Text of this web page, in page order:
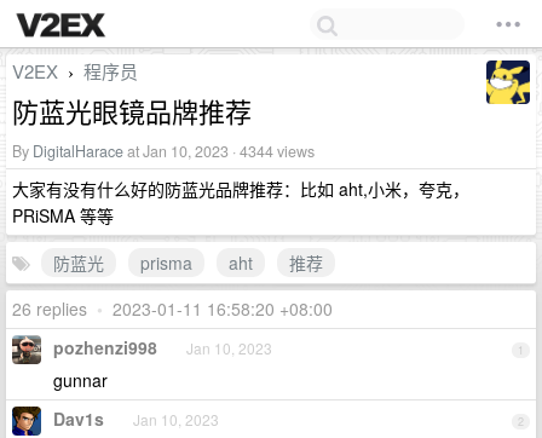
V2EX › 程序员
防蓝光眼镜品牌推荐
By DigitalHaraceat Jan 10, 2023 · 4344 views
大家有没有什么好的防蓝光品牌推荐：比如 aht,小米，夸克，
PRiSMA 等等
防蓝光
prisma aht
推荐
26 replies • 2023-01-11 16:58:20 +08:00
1
pozhenzi998 Jan 10, 2023
gunnar
2
Dav1s Jan 10, 2023